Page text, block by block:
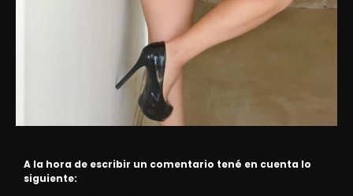
A la hora de escribir un comentario tené en cuenta lo
siguiente: